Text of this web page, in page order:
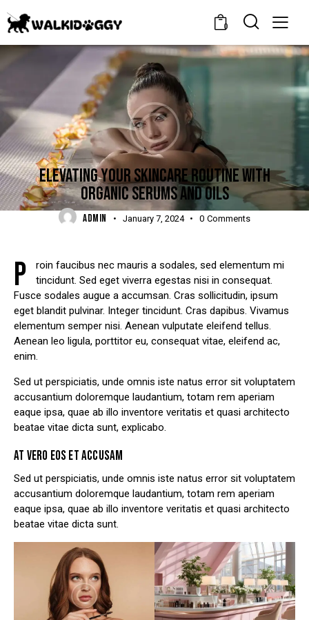
0
NEWS
ELEVATING YOUR SKINCARE ROUTINE WITH
ORGANIC SERUMS AND OILS
ADMIN January 7, 2024 0 Comments
P
roin faucibus nec mauris a sodales, sed elementum mi
tincidunt. Sed eget viverra egestas nisi in consequat.
Fusce sodales augue a accumsan. Cras sollicitudin, ipsum
eget blandit pulvinar. Integer tincidunt. Cras dapibus. Vivamus
elementum semper nisi. Aenean vulputate eleifend tellus.
Aenean leo ligula, porttitor eu, consequat vitae, eleifend ac,
enim.
Sed ut perspiciatis, unde omnis iste natus error sit voluptatem
accusantium doloremque laudantium, totam rem aperiam
eaque ipsa, quae ab illo inventore veritatis et quasi architecto
beatae vitae dicta sunt, explicabo.
AT VERO EOS ET ACCUSAM
Sed ut perspiciatis, unde omnis iste natus error sit voluptatem
accusantium doloremque laudantium, totam rem aperiam
eaque ipsa, quae ab illo inventore veritatis et quasi architecto
beatae vitae dicta sunt.